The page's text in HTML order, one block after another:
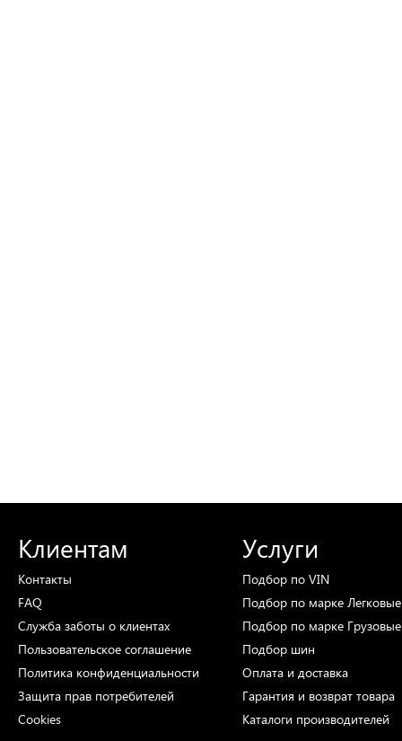
Клиентам
Контакты
FAQ
Служба заботы о клиентах
Пользовательское соглашение
Политика конфиденциальности
Защита прав потребителей
Cookies
Услуги
Подбор по VIN
Подбор по марке
Подбор по марке
Подбор шин
Оплата и доставка
Гарантия и возврат товара
Каталоги производителей